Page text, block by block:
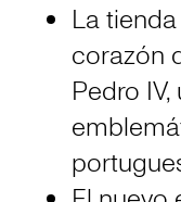
La
corazón
Pedro